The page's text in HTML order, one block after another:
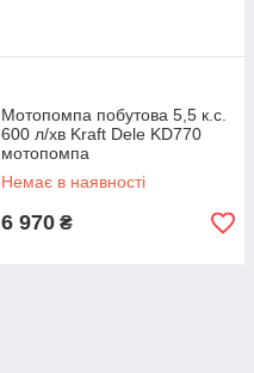
Мотопомпа побутова 5,5 к.с.
600 л/хв Kraft Dele KD770
мотопомпа
Немає в наявності
6 970 ₴